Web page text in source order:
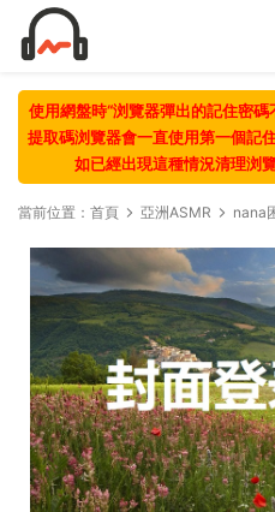
使用網盤時“浏覽器彈出的記住密
提取碼浏覽器會一直使用第一個記
如已經出現這種情況清理浏
當前位置： 首頁 亞洲ASMR nana